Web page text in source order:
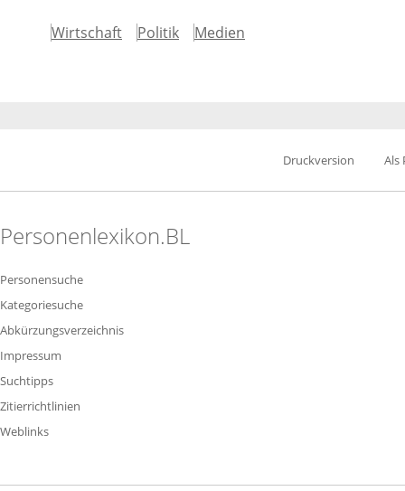
Wirtschaft Politik Medien
Druckversion Als
Personenlexikon.BL
Personensuche
Kategoriesuche
Abkürzungsverzeichnis
Impressum
Suchtipps
Zitierrichtlinien
Weblinks